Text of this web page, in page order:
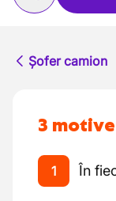
Șofer camion
3
1 În